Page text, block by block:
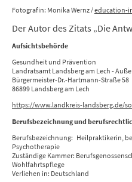
Fotografin: Monika Wernz /education-
Der Autor des Zitats „Die
Aufsichtsbehörde
Gesundheit und Prävention
Landratsamt Landsberg am Lech -
Bürgermeister-Dr.-Hartmann-Straße 58
86899 Landsberg am Lech
https://www.landkreis-landsberg.de/
Berufsbezeichnung und
Berufsbezeichnung: Heilpraktikerin,
Psychotherapie
Zuständige Kammer:
Wohlfahrtspflege
Verliehen in: Deutschland